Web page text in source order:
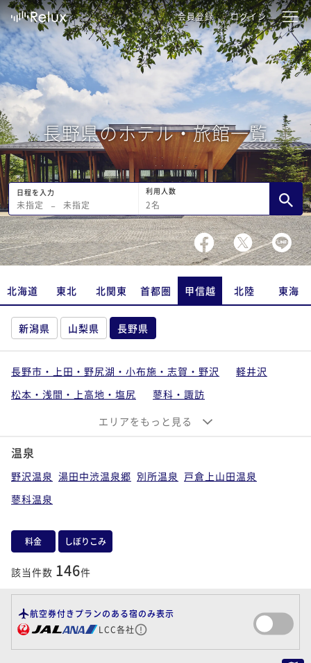
会員登録 ログイン
長野県のホテル・旅館一覧
日程を入力
未指定 − 未指定
利用人数
2名
北海道 東北 北関東 首都圏 甲信越 北陸 東海
新潟県 山梨県 長野県
長野市・上田・野尻湖・小布施・志賀・野沢
軽井沢
松本・浅間・上高地・塩尻
蓼科・諏訪
白馬・大町・安曇野
昼神・飯田・下伊那
エリアをもっと見る
温泉
野沢温泉 湯田中渋温泉郷 別所温泉 戸倉上山田温泉
蓼科温泉
料金 しぼりこみ
該当件数 146件
航空券付きプランのある宿のみ表示
LCC各社